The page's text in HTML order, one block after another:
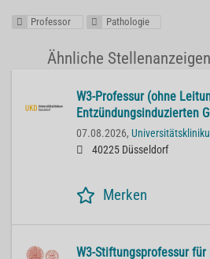
Professor Pathologie
Ähnliche
W3-Professur (ohne
Entzündungsinduzierten
07.08.2026,
40225 Düsseldorf
Merken
W3-Stiftungsprofessur